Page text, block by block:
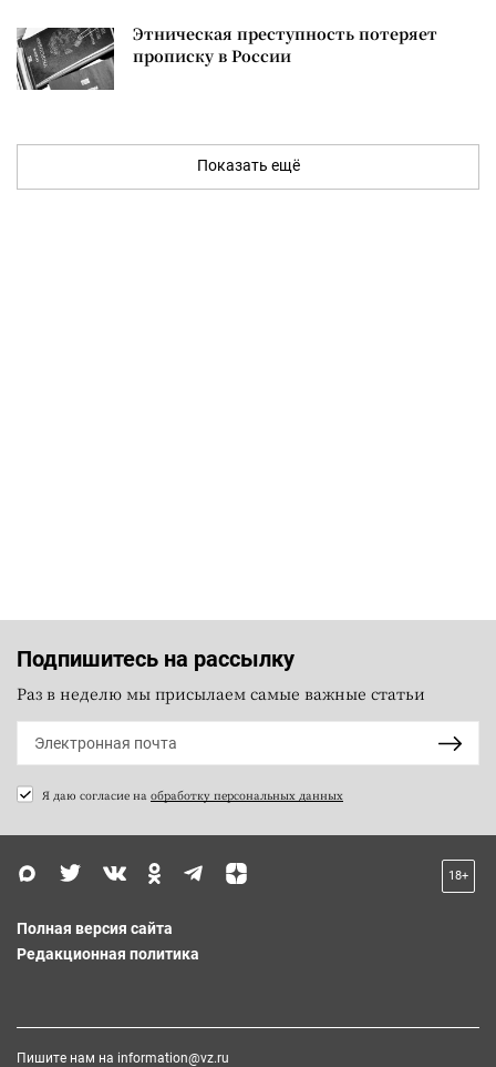
Этническая преступность потеряет
прописку в России
Показать ещё
Подпишитесь на рассылку
Раз в неделю мы присылаем самые важные статьи
Я даю согласие на обработку персональных данных
18+
Полная версия сайта
Редакционная политика
Пишите нам на information@vz.ru